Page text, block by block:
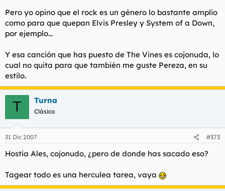
* Nowhere to Run
* How to Dismantle an Atomic Bomb
* Song I Love to Sing
4. If a title is broken up by major punctuation (colon, question
mark, exclamation mark, em-dash, parentheses, or quotes),
treat each distinct piece of the title as a whole, and always
capitalize the first and last words of each division.
* In Time: The Best of R.E.M.
Pero yo opino que el rock es un género lo bastante amplio
como para que quepan Elvis Presley y System of a Down,
por ejemplo...
Y esa canción que has puesto de The Vines es cojonuda, lo
cual no quita para que también me guste Pereza, en su
estilo.
T Turna
Clásico
31 Dic 2007 #373
Hostia Ales, cojonudo, ¿pero de donde has sacado eso?
Tagear todo es una herculea tarea, vaya